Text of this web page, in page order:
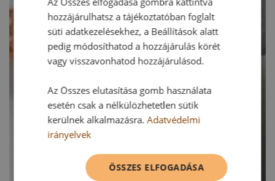
hozzájárulhatsz a tájékoztatóban foglalt
süti adatkezelésekhez, a Beállítások alatt
pedig módosíthatod a hozzájárulás körét
vagy visszavonhatod hozzájárulásod.
Az Összes elutasítása gomb használata
esetén csak a nélkülözhetetlen sütik
kerülnek alkalmazásra.Adatvédelmi
irányelvek
ÖSSZES ELFOGADÁSA